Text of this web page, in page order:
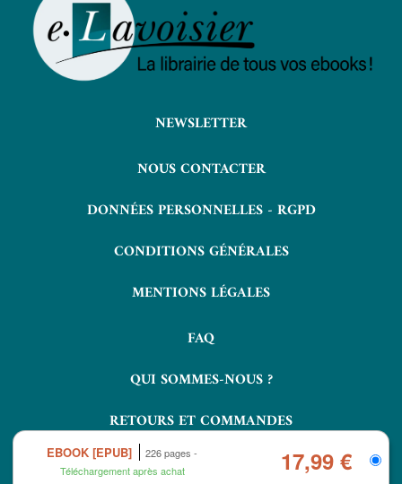
EBOOK [EPUB]
226 pages
Téléchargement après achat
17,99 €
NEWSLETTER
NOUS CONTACTER
DONNÉES PERSONNELLES - RGPD
CONDITIONS GÉNÉRALES
MENTIONS LÉGALES
FAQ
QUI SOMMES-NOUS ?
RETOURS ET COMMANDES